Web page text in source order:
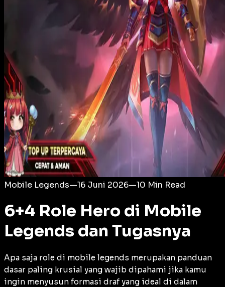
Mobile Legends—16 Juni 2026—10 Min Read
6+4 Role Hero di Mobile
Legends dan Tugasnya
Apa saja role di mobile legends merupakan panduan
dasar paling krusial yang wajib dipahami jika kamu
ingin menyusun formasi draf yang ideal di dalam